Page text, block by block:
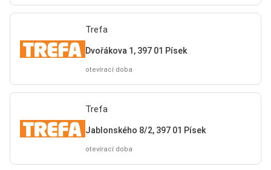
Trefa
Dvořákova 1, 397 01 Písek
otevírací doba
Trefa
Jablonského 8/2, 397 01 Písek
otevírací doba